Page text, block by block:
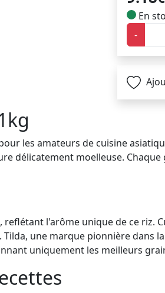
En
-
les amateurs de cuisine
délicatement moelleuse.
l'arôme unique de ce riz.
une marque pionnière
uniquement les meilleurs